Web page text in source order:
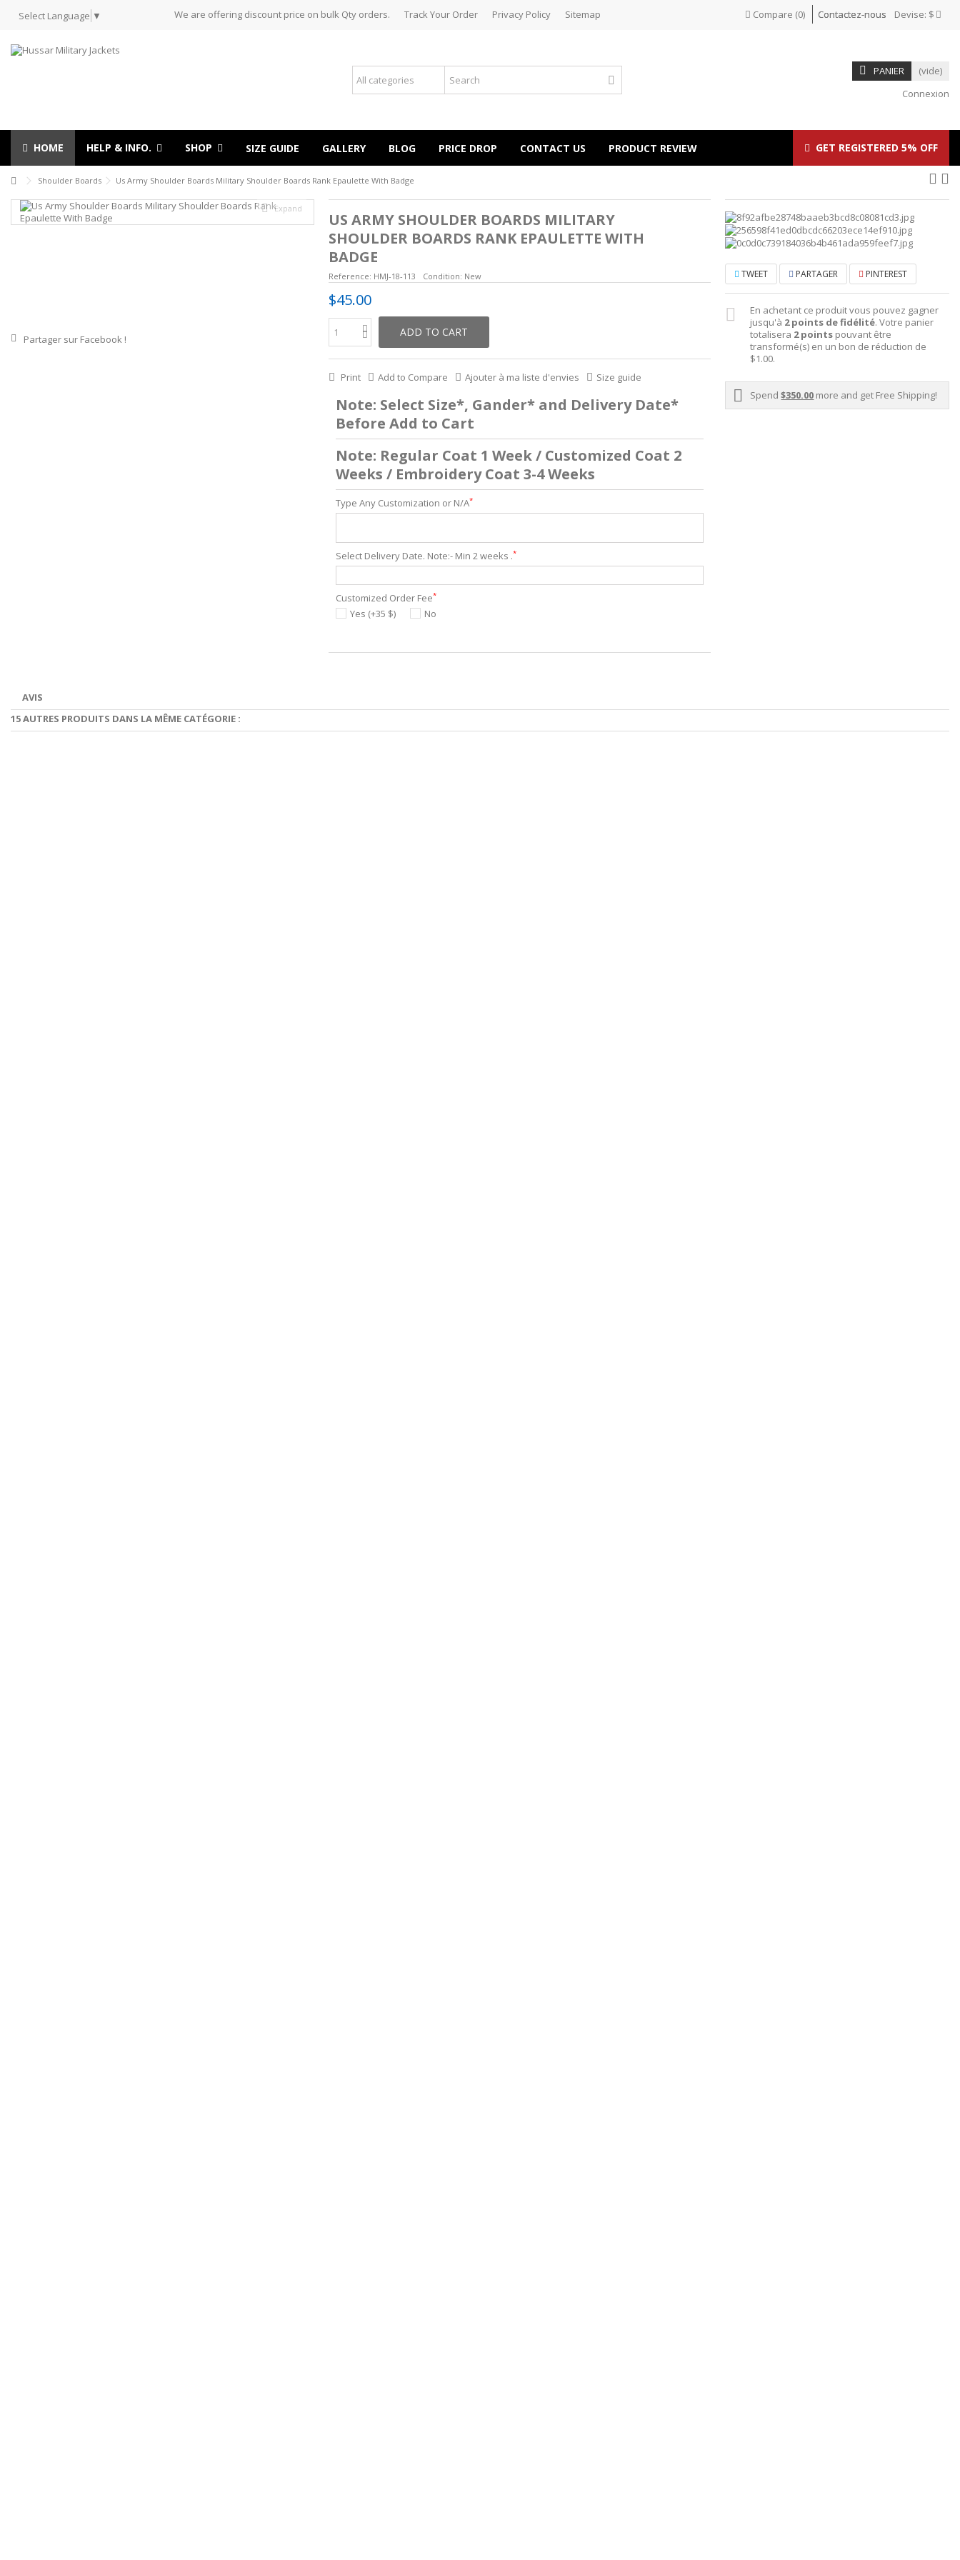
Select Language ▼ Devise: $
Contactez-nous
We are offering discount price on bulk Qty orders. Track Your Order Privacy Policy Sitemap Compare (0)
PANIER
(vide)
Connexion
HOME HELP & INFO. SHOP SIZE GUIDE GALLERY BLOG PRICE DROP CONTACT US GET REGISTERED 5% OFF
PRODUCT REVIEW
Shoulder Boards Us Army Shoulder Boards Military Shoulder Boards Rank Epaulette With Badge
Expand
Partager sur Facebook !
US ARMY SHOULDER BOARDS MILITARY
SHOULDER BOARDS RANK EPAULETTE WITH
BADGE
Reference: HMJ-18-113 Condition: New
$45.00
ADD TO CART
Print Add to Compare Ajouter à ma liste d'envies Size guide
Note: Select Size*, Gander* and Delivery Date*
Before Add to Cart
Note: Regular Coat 1 Week / Customized Coat 2
Weeks / Embroidery Coat 3-4 Weeks
Type Any Customization or N/A*
Select Delivery Date. Note:- Min 2 weeks .*
Customized Order Fee*
Yes (+35 $) No
TWEET PARTAGER PINTEREST
En achetant ce produit vous pouvez gagner
jusqu'à 2points de fidélité. Votre panier
totalisera 2points pouvant être
transformé(s) en un bon de réduction de
$1.00.
Spend$350.00 more and get Free Shipping!
AVIS
15 AUTRES PRODUITS DANS LA MÊME CATÉGORIE :